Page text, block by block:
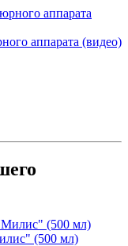
аппарата (видео)
(500 мл)